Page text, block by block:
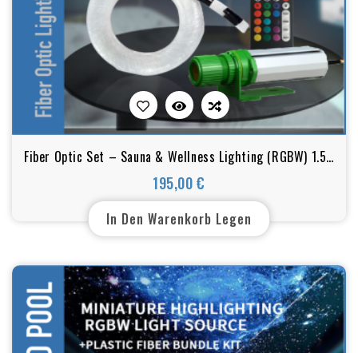
Fiber Optic Set – Sauna & Wellness Lighting (RGBW) 1.50
mm
195,00 €
Preis
In Den Warenkorb Legen